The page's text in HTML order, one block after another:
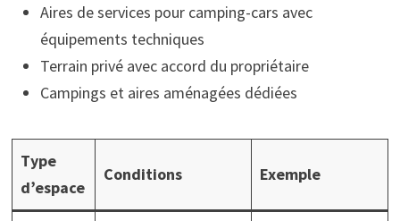
Aires de services pour camping-cars avec
équipements techniques
Terrain privé avec accord du propriétaire
Campings et aires aménagées dédiées
Type
d’espace
Conditions Exemple